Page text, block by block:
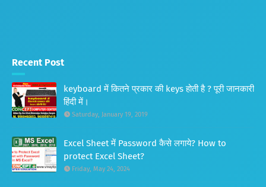
Recent Post
keyboard में कितने प्रकार की keys होती है ? पूरी जानकारी
हिंदी में।
Saturday, January 19, 2019
Excel Sheet में Password कैसे लगाये? How to
protect Excel Sheet?
Friday, May 24, 2024